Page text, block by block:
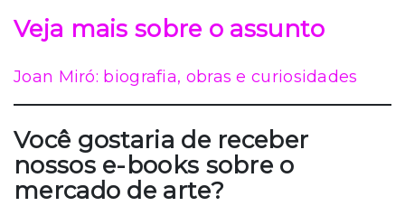
Veja mais sobre o assunto
Joan Miró: biografia, obras e curiosidades
Você gostaria de receber
nossos e-books sobre o
mercado de arte?